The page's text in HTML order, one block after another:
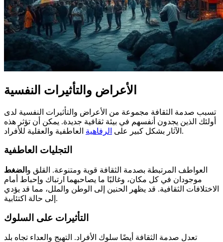
الأعراض والتأثيرات النفسية
تسبب صدمة الثقافة مجموعة من الأعراض والتأثيرات النفسية لدى
أولئك الذين يجدون أنفسهم في بيئة ثقافية جديدة. يمكن أن تؤثر هذه
الآثار بشكل كبير على الرفاهية العاطفية والعقلية للأفراد.
التجليات العاطفية
العواطف المرتبطة بصدمة الثقافة قوية ومتنوعة. القلق و الضغط
موجودان في كل مكان، وغالبًا ما يصاحبهما ارتباك وإحباط أمام
الاختلافات الثقافية. قد يظهر الحنين إلى الوطن والملل، مما قد يؤدي
إلى حالة اكتئابية.
التأثيرات على السلوك
تعدل صدمة الثقافة أيضًا سلوك الأفراد. التهيج والعداء تجاه بلد